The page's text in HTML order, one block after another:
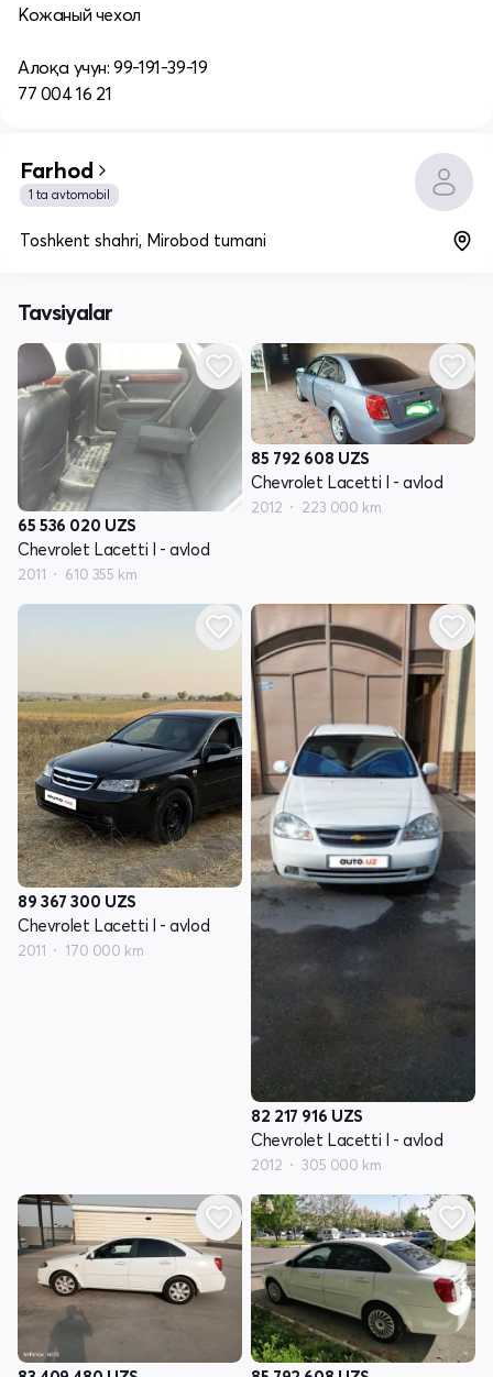
Кожаный чехол
Алоқа учун: 99-191-39-19
77 004 16 21
Farhod
1 ta avtomobil
Toshkent shahri, Mirobod tumani
Tavsiyalar
65 536 020 UZS
Chevrolet Lacetti I - avlod
2011 610 355 km
85 792 608 UZS
Chevrolet Lacetti I - avlod
2012 223 000 km
89 367 300 UZS
Chevrolet Lacetti I - avlod
2011 170 000 km
82 217 916 UZS
Chevrolet Lacetti I - avlod
2012 305 000 km